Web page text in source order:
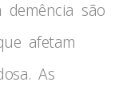
são
afetam
As